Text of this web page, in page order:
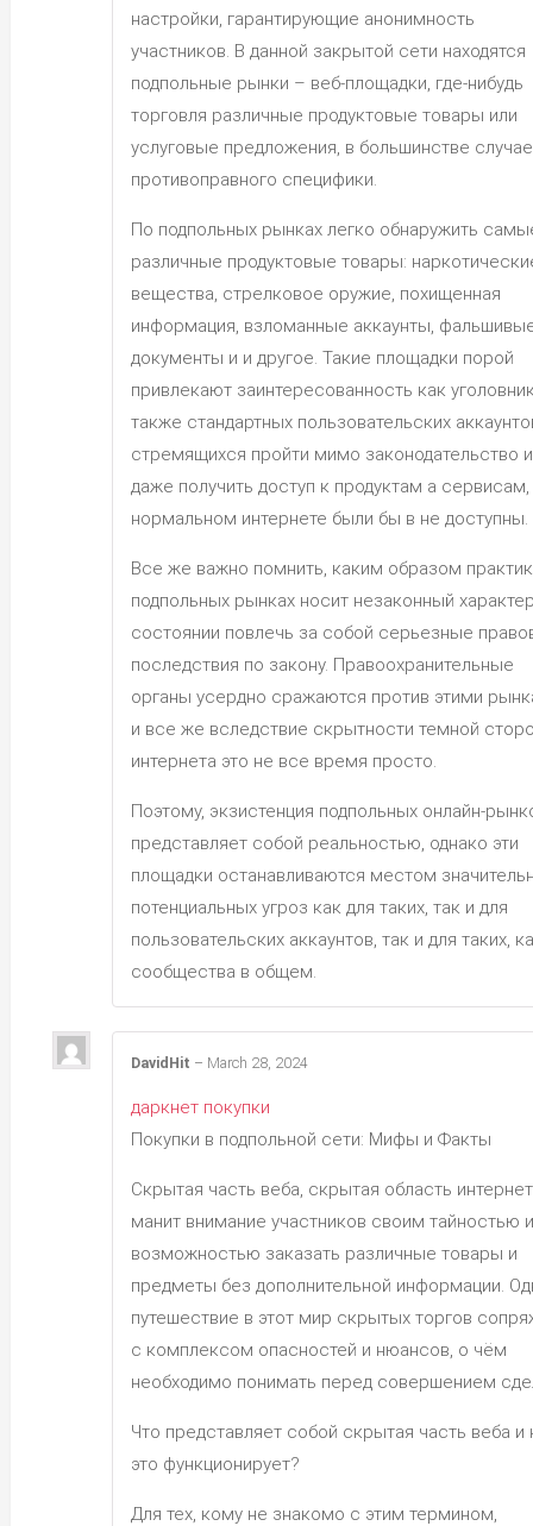
настройки, гарантирующие анонимность
участников. В данной закрытой сети находятся
подпольные рынки – веб-площадки, где-нибудь
торговля различные продуктовые товары или
услуговые предложения, в большинстве
противоправного специфики.
По подпольных рынках легко обнаружить
различные продуктовые товары:
вещества, стрелковое оружие, похищенная
информация, взломанные аккаунты,
документы и и другое. Такие площадки порой
привлекают заинтересованность как
также стандартных пользовательских
стремящихся пройти мимо законодательство
даже получить доступ к продуктам а сервисам,
нормальном интернете были бы в не доступны.
Все же важно помнить, каким образом
подпольных рынках носит незаконный
состоянии повлечь за собой серьезные
последствия по закону. Правоохранительные
органы усердно сражаются против этими
и все же вследствие скрытности темной
интернета это не все время просто.
Поэтому, экзистенция подпольных онлайн-
представляет собой реальностью, однако эти
площадки останавливаются местом
потенциальных угроз как для таких, так и для
пользовательских аккаунтов, так и для таких,
сообщества в общем.
DavidHit – March 28, 2024
даркнет покупки
Покупки в подпольной сети: Мифы и Факты
Скрытая часть веба, скрытая область
манит внимание участников своим тайностью и
возможностью заказать различные товары и
предметы без дополнительной информации.
путешествие в этот мир скрытых торгов
с комплексом опасностей и нюансов, о чём
необходимо понимать перед совершением
Что представляет собой скрытая часть веба и
это функционирует?
Для тех, кому не знакомо с этим термином,